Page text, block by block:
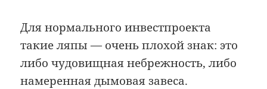
Для нормального инвестпроекта
такие ляпы — очень плохой знак: это
либо чудовищная небрежность, либо
намеренная дымовая завеса.